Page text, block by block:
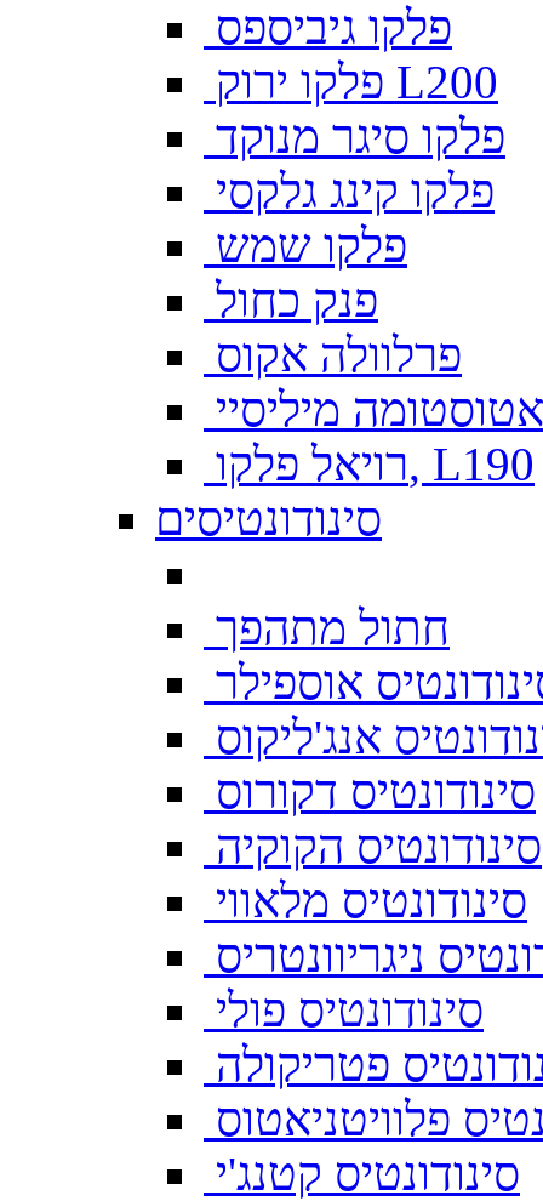
פלקו גיביספס
פלקו ירוק L200
פלקו סיגר מנוקד
פלקו קינג גלקסי
פלקו שמש
פנק כחול
פרלוולה אקוס
מיליסיי
רויאל פלקו, L190
סינודונטיסים
חתול מתהפך
אוספילר
אנג'ליקוס
סינודונטיס דקורוס
סינודונטיס הקוקיה
סינודונטיס מלאווי
ניגריוונטריס
סינודונטיס פולי
פטריקולה
פלוויטניאטוס
סינודונטיס קטנג'י